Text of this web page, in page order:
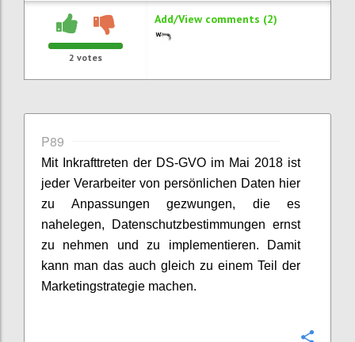
2 votes
Add/View comments (2)
P89
Mit Inkrafttreten der DS-GVO im Mai 2018 ist
jeder Verarbeiter von persönlichen Daten hier
zu Anpassungen gezwungen, die es
nahelegen, Datenschutzbestimmungen ernst
zu nehmen und zu implementieren. Damit
kann man das auch gleich zu einem Teil der
Marketingstrategie machen.